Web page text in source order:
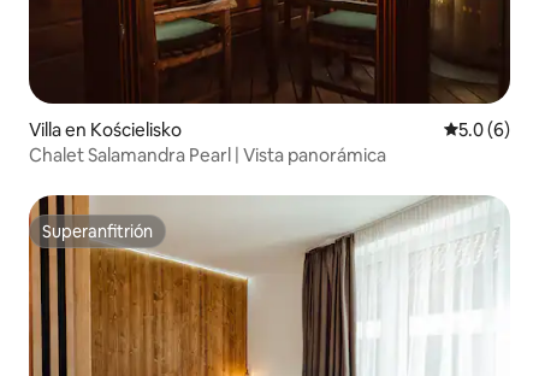
Villa en Kościelisko
5.0 (6)
Chalet Salamandra Pearl | Vista panorámica
Superanfitrión
Superanfitrión